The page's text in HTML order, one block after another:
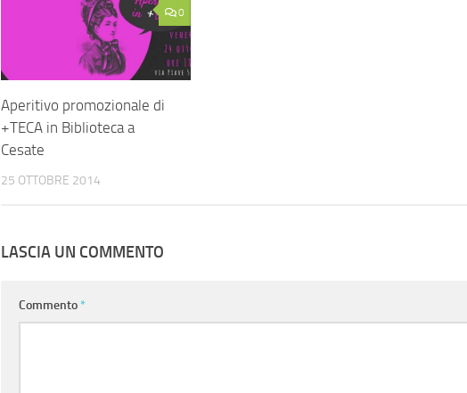
0
Aperitivo promozionale di
+TECA in Biblioteca a
Cesate
25 OTTOBRE 2014
LASCIA UN COMMENTO
Commento *